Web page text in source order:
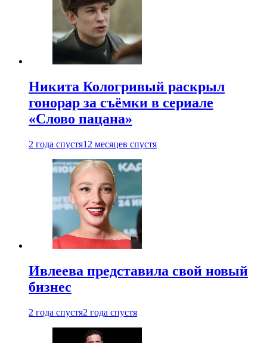
Никита Кологривый раскрыл
гонорар за съёмки в сериале
«Слово пацана»
2 года спустя12 месяцев спустя
Ивлеева представила свой новый
бизнес
2 года спустя2 года спустя